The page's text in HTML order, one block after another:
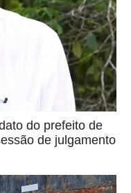
do prefeito de
de julgamento